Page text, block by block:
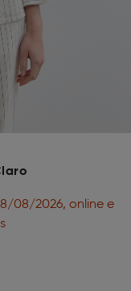
08/2026, online e